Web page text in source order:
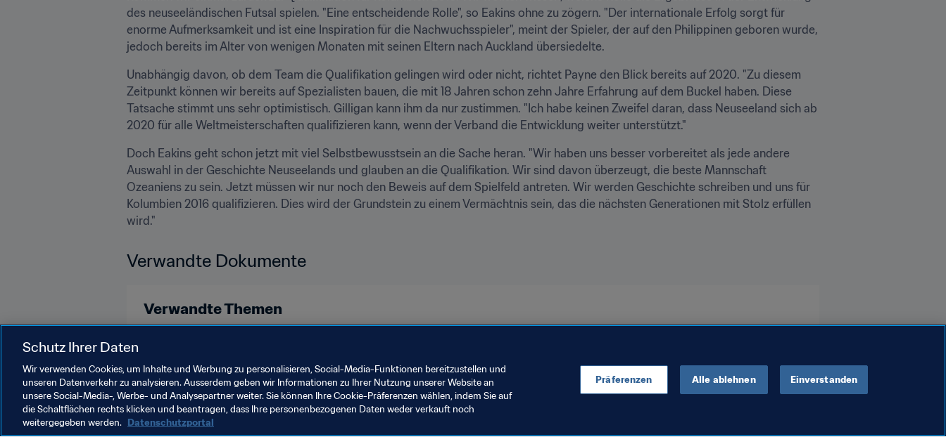
des neuseeländischen Futsal spielen. "Eine entscheidende Rolle", so Eakins ohne zu zögern. "Der internationale Erfolg sorgt für
enorme Aufmerksamkeit und ist eine Inspiration für die Nachwuchsspieler", meint der Spieler, der auf den Philippinen geboren wurde,
jedoch bereits im Alter von wenigen Monaten mit seinen Eltern nach Auckland übersiedelte.
Unabhängig davon, ob dem Team die Qualifikation gelingen wird oder nicht, richtet Payne den Blick bereits auf 2020. "Zu diesem
Zeitpunkt können wir bereits auf Spezialisten bauen, die mit 18 Jahren schon zehn Jahre Erfahrung auf dem Buckel haben. Diese
Tatsache stimmt uns sehr optimistisch. Gilligan kann ihm da nur zustimmen. "Ich habe keinen Zweifel daran, dass Neuseeland sich ab
2020 für alle Weltmeisterschaften qualifizieren kann, wenn der Verband die Entwicklung weiter unterstützt."
Doch Eakins geht schon jetzt mit viel Selbstbewusstsein an die Sache heran. "Wir haben uns besser vorbereitet als jede andere
Auswahl in der Geschichte Neuseelands und glauben an die Qualifikation. Wir sind davon überzeugt, die beste Mannschaft
Ozeaniens zu sein. Jetzt müssen wir nur noch den Beweis auf dem Spielfeld antreten. Wir werden Geschichte schreiben und uns für
Kolumbien 2016 qualifizieren. Dies wird der Grundstein zu einem Vermächtnis sein, das die nächsten Generationen mit Stolz erfüllen
wird."
Verwandte Dokumente
Verwandte Themen
Schutz Ihrer Daten
Wir verwenden Cookies, um Inhalte und Werbung zu personalisieren, Social-Media-Funktionen bereitzustellen und
unseren Datenverkehr zu analysieren. Ausserdem geben wir Informationen zu Ihrer Nutzung unserer Website an
unsere Social-Media-, Werbe- und Analysepartner weiter. Sie können Ihre Cookie-Präferenzen wählen, indem Sie auf
die Schaltflächen rechts klicken und beantragen, dass Ihre personenbezogenen Daten weder verkauft noch
weitergegeben werden. Datenschutzportal
Präferenzen Alle ablehnen Einverstanden